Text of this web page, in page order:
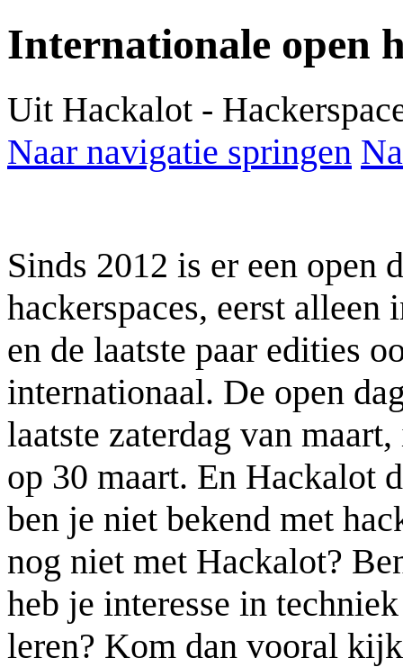
Internationale open
Uit Hackalot -
Naar navigatie springen
Sinds 2012 is er een open
hackerspaces, eerst alleen
en de laatste paar edities
internationaal. De open
laatste zaterdag van
op 30 maart. En Hackalot
ben je niet bekend met
nog niet met Hackalot?
heb je interesse in
leren? Kom dan vooral